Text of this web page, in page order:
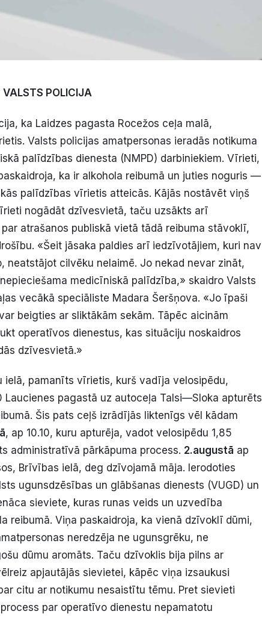
VALSTS POLICIJA
ka Laidzes pagasta Rocežos ceļa malā,
Valsts policijas amatpersonas ieradās notikuma
palīdzības dienesta (NMPD) darbiniekiem. Vīrieti,
ka ir alkohola reibumā un juties noguris —
palīdzības vīrietis atteicās. Kājās nostāvēt viņš
nogādāt dzīvesvietā, taču uzsākts arī
atrašanos publiskā vietā tādā reibuma stāvoklī,
«Šeit jāsaka paldies arī iedzīvotājiem, kuri nav
neatstājot cilvēku nelaimē. Jo nekad nevar zināt,
medicīniskā palīdzība,» skaidro Valsts
vecākā speciāliste Madara Šeršņova. «Jo īpaši
beigties ar sliktākām sekām. Tāpēc aicinām
operatīvos dienestus, kas situāciju noskaidros
dzīvesvietā.»
ielā, pamanīts vīrietis, kurš vadīja velosipēdu,
Laucienes pagastā uz autoceļa Talsi—Sloka apturēts
Šis pats ceļš izrādījās liktenīgs vēl kādam
, ap 10.10, kuru apturēja, vadot velosipēdu 1,85
administratīvā pārkāpuma process. 2.augustā ap
Brīvības ielā, deg dzīvojamā māja. Ierodoties
ugunsdzēsības un glābšanas dienests (VUGD) un
sieviete, kuras runas veids un uzvedība
reibumā. Viņa paskaidroja, ka vienā dzīvoklī dūmi,
neredzēja ne ugunsgrēku, ne
dūmu aromāts. Taču dzīvoklis bija pilns ar
apjautājās sievietei, kāpēc viņa izsaukusi
citu ar notikumu nesaistītu tēmu. Pret sievieti
par operatīvo dienestu nepamatotu